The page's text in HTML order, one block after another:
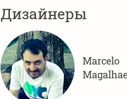
Дизайнеры
Marcelo